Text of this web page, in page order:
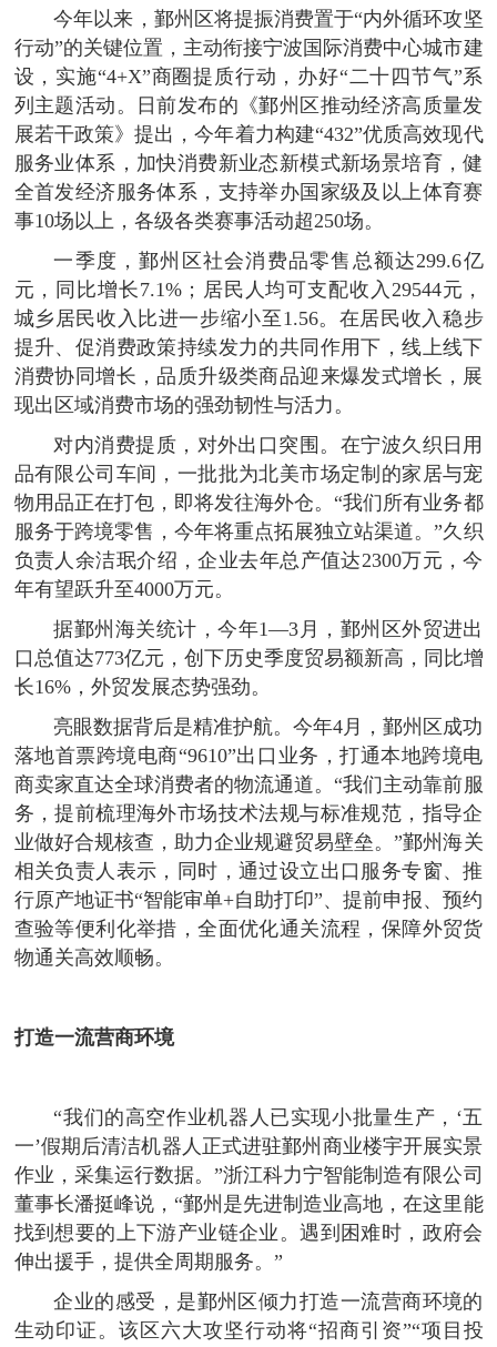
今年以来，鄞州区将提振消费置于“内外循环攻坚
行动”的关键位置，主动衔接宁波国际消费中心城市建
设，实施“4+X”商圈提质行动，办好“二十四节气”系
列主题活动。日前发布的《鄞州区推动经济高质量发
展若干政策》提出，今年着力构建“432”优质高效现代
服务业体系，加快消费新业态新模式新场景培育，健
全首发经济服务体系，支持举办国家级及以上体育赛
事10场以上，各级各类赛事活动超250场。
一季度，鄞州区社会消费品零售总额达299.6亿
元，同比增长7.1%；居民人均可支配收入29544元，
城乡居民收入比进一步缩小至1.56。在居民收入稳步
提升、促消费政策持续发力的共同作用下，线上线下
消费协同增长，品质升级类商品迎来爆发式增长，展
现出区域消费市场的强劲韧性与活力。
对内消费提质，对外出口突围。在宁波久织日用
品有限公司车间，一批批为北美市场定制的家居与宠
物用品正在打包，即将发往海外仓。“我们所有业务都
服务于跨境零售，今年将重点拓展独立站渠道。”久织
负责人余洁珉介绍，企业去年总产值达2300万元，今
年有望跃升至4000万元。
据鄞州海关统计，今年1—3月，鄞州区外贸进出
口总值达773亿元，创下历史季度贸易额新高，同比增
长16%，外贸发展态势强劲。
亮眼数据背后是精准护航。今年4月，鄞州区成功
落地首票跨境电商“9610”出口业务，打通本地跨境电
商卖家直达全球消费者的物流通道。“我们主动靠前服
务，提前梳理海外市场技术法规与标准规范，指导企
业做好合规核查，助力企业规避贸易壁垒。”鄞州海关
相关负责人表示，同时，通过设立出口服务专窗、推
行原产地证书“智能审单+自助打印”、提前申报、预约
查验等便利化举措，全面优化通关流程，保障外贸货
物通关高效顺畅。
打造一流营商环境
“我们的高空作业机器人已实现小批量生产，‘五
一’假期后清洁机器人正式进驻鄞州商业楼宇开展实景
作业，采集运行数据。”浙江科力宁智能制造有限公司
董事长潘挺峰说，“鄞州是先进制造业高地，在这里能
找到想要的上下游产业链企业。遇到困难时，政府会
伸出援手，提供全周期服务。”
企业的感受，是鄞州区倾力打造一流营商环境的
生动印证。该区六大攻坚行动将“招商引资”“项目投